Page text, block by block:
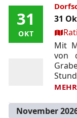
31
OKT
31
OKT
31
Ort:
Mit
von
November